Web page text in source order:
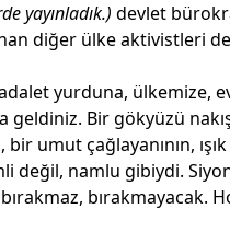
yayınladık.) devlet
diğer ülke aktivistleri
yurduna, ülkemize,
geldiniz. Bir gökyüzü
umut çağlayanının,
değil, namlu gibiydi.
bırakmayacak.